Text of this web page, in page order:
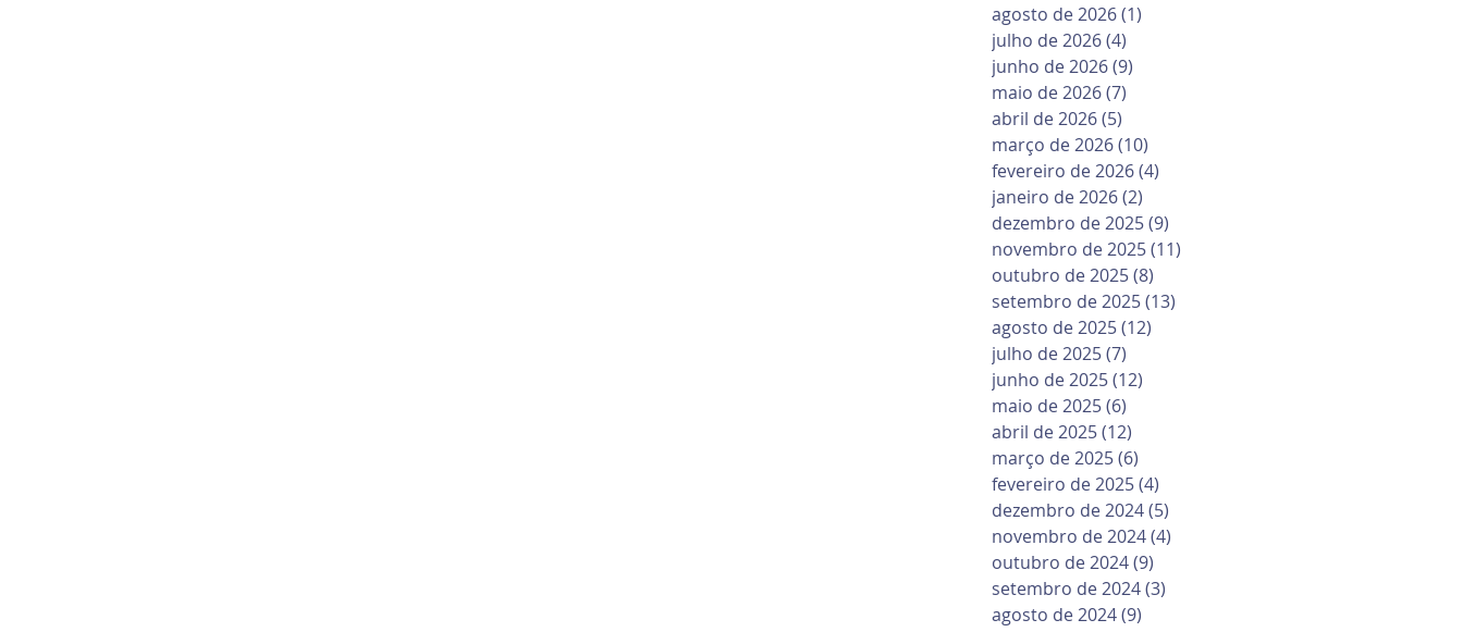
agosto de 2026(1)
julho de 2026(4)
junho de 2026(9)
maio de 2026(7)
abril de 2026(5)
março de 2026(10)
fevereiro de 2026(4)
janeiro de 2026(2)
dezembro de 2025(9)
novembro de 2025(11)
outubro de 2025(8)
setembro de 2025(13)
agosto de 2025(12)
julho de 2025(7)
junho de 2025(12)
maio de 2025(6)
abril de 2025(12)
março de 2025(6)
fevereiro de 2025(4)
dezembro de 2024(5)
novembro de 2024(4)
outubro de 2024(9)
setembro de 2024(3)
agosto de 2024(9)